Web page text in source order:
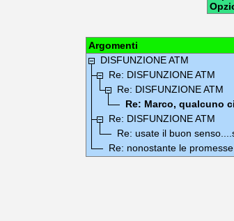
Argomenti
DISFUNZIONE ATM
Re: DISFUNZIONE ATM
Re: DISFUNZIONE ATM
Re: Marco, qualcuno
Re: DISFUNZIONE ATM
Re: usate il buon
Re: nonostante le